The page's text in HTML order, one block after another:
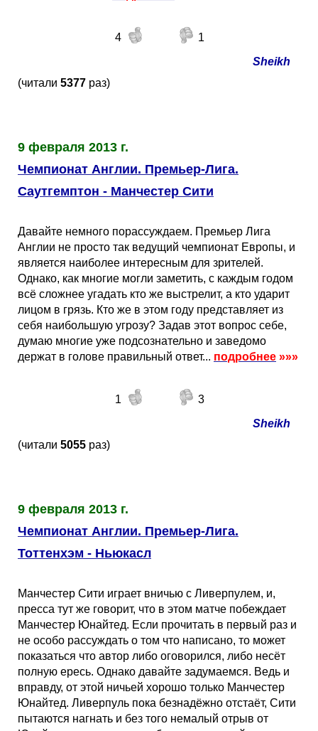
4
1
Sheikh
(читали 5377 раз)
9 февраля 2013 г.
Чемпионат Англии. Премьер-Лига.
Саутгемптон - Манчестер Сити
Давайте немного порассуждаем. Премьер Лига
Англии не просто так ведущий чемпионат Европы, и
является наиболее интересным для зрителей.
Однако, как многие могли заметить, с каждым годом
всё сложнее угадать кто же выстрелит, а кто ударит
лицом в грязь. Кто же в этом году представляет из
себя наибольшую угрозу? Задав этот вопрос себе,
думаю многие уже подсознательно и заведомо
держат в голове правильный ответ... подробнее »»»
1
3
Sheikh
(читали 5055 раз)
9 февраля 2013 г.
Чемпионат Англии. Премьер-Лига.
Тоттенхэм - Ньюкасл
Манчестер Сити играет вничью с Ливерпулем, и,
пресса тут же говорит, что в этом матче побеждает
Манчестер Юнайтед. Если прочитать в первый раз и
не особо рассуждать о том что написано, то может
показаться что автор либо оговорился, либо несёт
полную ересь. Однако давайте задумаемся. Ведь и
вправду, от этой ничьей хорошо только Манчестер
Юнайтед. Ливерпуль пока безнадёжно отстаёт, Сити
пытаются нагнать и без того немалый отрыв от